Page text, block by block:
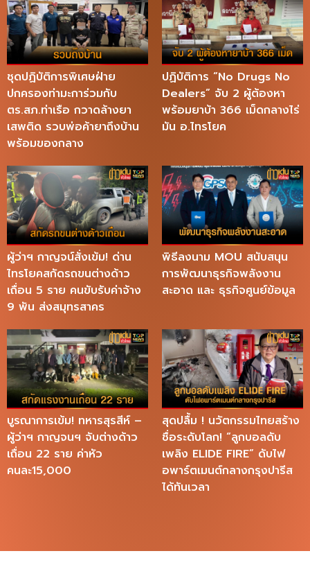
ชุดปฏิบัติการพิเศษฝ่าย
ปกครองท่ามะการ่วมกับ
ตร.สภ.ท่าเรือ กวาดล้างยา
เสพติด รวบพ่อค้ายาถึงบ้าน
พร้อมของกลาง
ปฏิบัติการ “No Drugs No
Dealers” จับ 2 ผู้ต้องหา
พร้อมยาบ้า 366 เม็ดกลางไร่
มัน อ.ไทรโยค
ผู้ว่าฯ กาญจน์สั่งเข้ม! ด่าน
ไทรโยคสกัดรถขนต่างด้าว
เถื่อน 5 ราย คนขับรับค่าจ้าง
9 พัน ส่งสมุทรสาคร
พิธีลงนาม MOU สนับสนุน
การพัฒนาธุรกิจพลังงาน
สะอาด และ ธุรกิจศูนย์ข้อมูล
บูรณาการเข้ม! ทหารสุรสีห์ –
ผู้ว่าฯ กาญจนฯ จับต่างด้าว
เถื่อน 22 ราย ค่าหัว
คนละ15,000
สุดปลื้ม ! นวัตกรรมไทยสร้าง
ชื่อระดับโลก! “ลูกบอลดับ
เพลิง ELIDE FIRE” ดับไฟ
อพาร์ตเมนต์กลางกรุงปารีส
ได้ทันเวลา